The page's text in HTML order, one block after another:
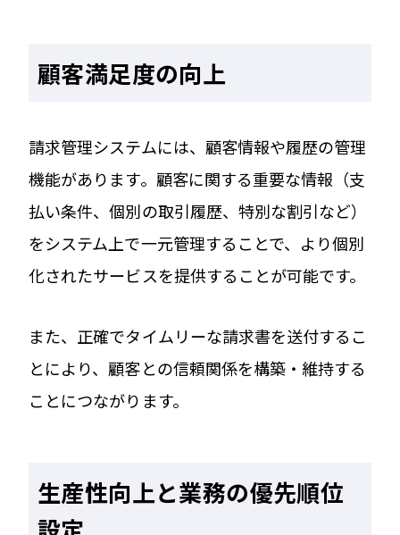
顧客満足度の向上
請求管理システムには、顧客情報や履歴の管理
機能があります。顧客に関する重要な情報（支
払い条件、個別の取引履歴、特別な割引など）
をシステム上で一元管理することで、より個別
化されたサービスを提供することが可能です。
また、正確でタイムリーな請求書を送付するこ
とにより、顧客との信頼関係を構築・維持する
ことにつながります。
生産性向上と業務の優先順位